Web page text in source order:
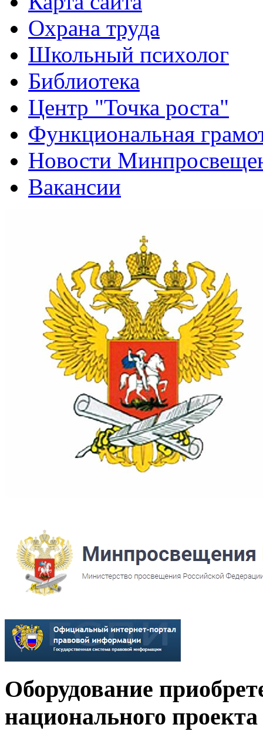
Охрана труда
Школьный психолог
Библиотека
Центр "Точка роста"
Функциональная
Новости
Вакансии
Оборудование
национального